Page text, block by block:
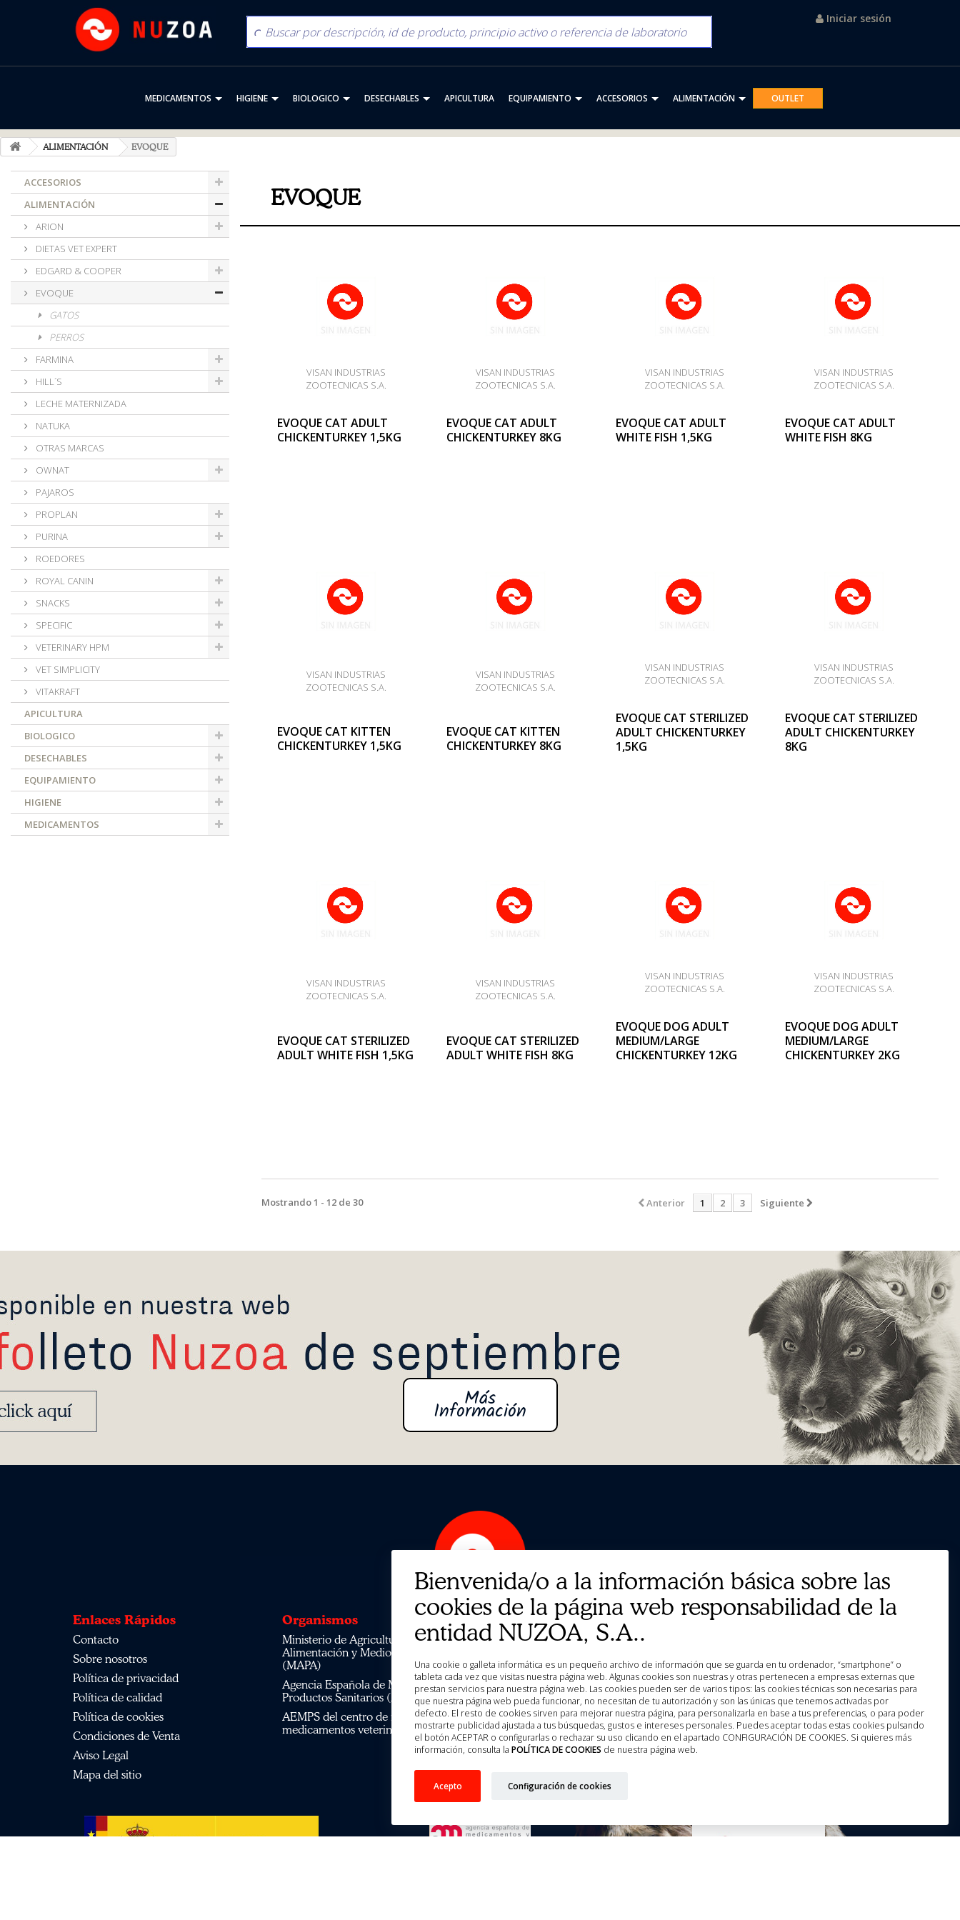
Iniciar sesión
MEDICAMENTOS HIGIENE BIOLOGICO DESECHABLES APICULTURA EQUIPAMIENTO ACCESORIOS ALIMENTACIÓN OUTLET
ALIMENTACIÓN EVOQUE
ACCESORIOS
ALIMENTACIÓN
ARION
DIETAS VET EXPERT
EDGARD & COOPER
EVOQUE
GATOS
PERROS
FARMINA
HILL´S
LECHE MATERNIZADA
NATUKA
OTRAS MARCAS
OWNAT
PAJAROS
PROPLAN
PURINA
ROEDORES
ROYAL CANIN
SNACKS
SPECIFIC
VETERINARY HPM
VET SIMPLICITY
VITAKRAFT
APICULTURA
BIOLOGICO
DESECHABLES
EQUIPAMIENTO
HIGIENE
MEDICAMENTOS
EVOQUE
VISAN INDUSTRIAS
ZOOTECNICAS S.A.
EVOQUE CAT ADULT
CHICKENTURKEY 1,5KG
VISAN INDUSTRIAS
ZOOTECNICAS S.A.
EVOQUE CAT ADULT
CHICKENTURKEY 8KG
VISAN INDUSTRIAS
ZOOTECNICAS S.A.
EVOQUE CAT ADULT
WHITE FISH 1,5KG
VISAN INDUSTRIAS
ZOOTECNICAS S.A.
EVOQUE CAT ADULT
WHITE FISH 8KG
VISAN INDUSTRIAS
ZOOTECNICAS S.A.
EVOQUE CAT KITTEN
CHICKENTURKEY 1,5KG
VISAN INDUSTRIAS
ZOOTECNICAS S.A.
EVOQUE CAT KITTEN
CHICKENTURKEY 8KG
VISAN INDUSTRIAS
ZOOTECNICAS S.A.
EVOQUE CAT STERILIZED
ADULT CHICKENTURKEY
1,5KG
VISAN INDUSTRIAS
ZOOTECNICAS S.A.
EVOQUE CAT STERILIZED
ADULT CHICKENTURKEY
8KG
VISAN INDUSTRIAS
ZOOTECNICAS S.A.
EVOQUE CAT STERILIZED
ADULT WHITE FISH 1,5KG
VISAN INDUSTRIAS
ZOOTECNICAS S.A.
EVOQUE CAT STERILIZED
ADULT WHITE FISH 8KG
VISAN INDUSTRIAS
ZOOTECNICAS S.A.
EVOQUE DOG ADULT
MEDIUM/LARGE
CHICKENTURKEY 12KG
VISAN INDUSTRIAS
ZOOTECNICAS S.A.
EVOQUE DOG ADULT
MEDIUM/LARGE
CHICKENTURKEY 2KG
Anterior 1 2 3 Siguiente
Mostrando 1 - 12 de 30
Más
Información
Enlaces Rápidos
Contacto
Sobre nosotros
Política de privacidad
Política de calidad
Política de cookies
Condiciones de Venta
Aviso Legal
Mapa del sitio
Organismos
Ministerio de Agricultura, Pesca,
Alimentación y Medio Ambiente
(MAPA)
Agencia Española de Medicamentos y
Productos Sanitarios (AEMPS)
AEMPS del centro de información de
medicamentos veterinarios CIMAVET
Bienvenida/o a la información básica sobre las
cookies de la página web responsabilidad de la
entidad NUZOA, S.A..
Una cookie o galleta informática es un pequeño archivo de información que se guarda en tu ordenador, “smartphone” o
tableta cada vez que visitas nuestra página web. Algunas cookies son nuestras y otras pertenecen a empresas externas que
prestan servicios para nuestra página web. Las cookies pueden ser de varios tipos: las cookies técnicas son necesarias para
que nuestra página web pueda funcionar, no necesitan de tu autorización y son las únicas que tenemos activadas por
defecto. El resto de cookies sirven para mejorar nuestra página, para personalizarla en base a tus preferencias, o para poder
mostrarte publicidad ajustada a tus búsquedas, gustos e intereses personales. Puedes aceptar todas estas cookies pulsando
el botón ACEPTAR o configurarlas o rechazar su uso clicando en el apartado CONFIGURACIÓN DE COOKIES. Si quieres más
información, consulta laPOLÍTICA DE COOKIES de nuestra página web.
Acepto Configuración de cookies